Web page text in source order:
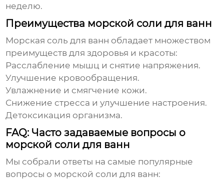
неделю.
Преимущества морской соли для ванн
Морская соль для ванн обладает множеством
преимуществ для здоровья и красоты:
Расслабление мышц и снятие напряжения.
Улучшение кровообращения.
Увлажнение и смягчение кожи.
Снижение стресса и улучшение настроения.
Детоксикация организма.
FAQ: Часто задаваемые вопросы о
морской соли для ванн
Мы собрали ответы на самые популярные
вопросы о морской соли для ванн: